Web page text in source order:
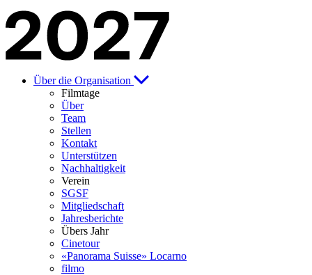
Über die Organisation
Filmtage
Über
Team
Stellen
Kontakt
Unterstützen
Nachhaltigkeit
Verein
SGSF
Mitgliedschaft
Jahresberichte
Übers Jahr
Cinetour
«Panorama Suisse» Locarno
filmo